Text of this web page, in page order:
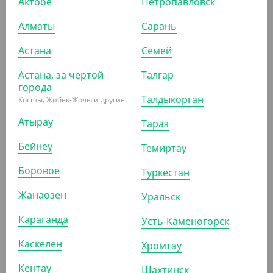
706.40
240 мм, Yan`s
ШТ КОР (5)
АРТ. 91303106
1 195.40
Алматы
Астана
Астана, за чертой
города
Косшы, Жибек-Жолы и другие
Атырау
Бейнеу
Боровое
Жанаозен
Караганда
Каскелен
Кентау
Сарань
Семей
Талгар
Талдыкорган
Тараз
Темиртау
Туркестан
Уральск
Усть-Каменогорск
Хромтау
Шахтинск